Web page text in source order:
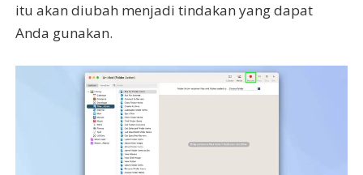
itu akan diubah menjadi tindakan yang dapat
Anda gunakan.